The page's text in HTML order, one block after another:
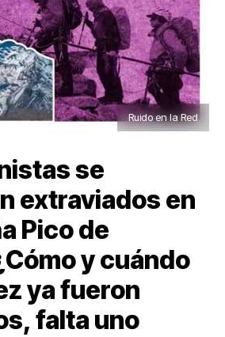
Ruido en la Red
se
extraviados en
Pico de
y cuándo
ya fueron
falta uno